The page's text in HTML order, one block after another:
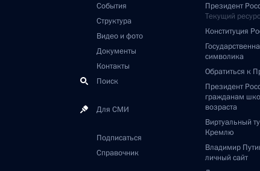
События
Структура
Видео и фото
Документы
Контакты
Поиск
Для СМИ
Подписаться
Справочник
Президент
Текущий ресурс
Конституция
символика
Обратиться к
Президент
гражданам
возраста
Виртуальный
Кремлю
Владимир
личный сайт